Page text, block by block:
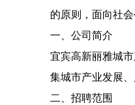
的原则，面向社
一、公司简介
宜宾高新丽雅城
集城市产业发展
二、招聘范围